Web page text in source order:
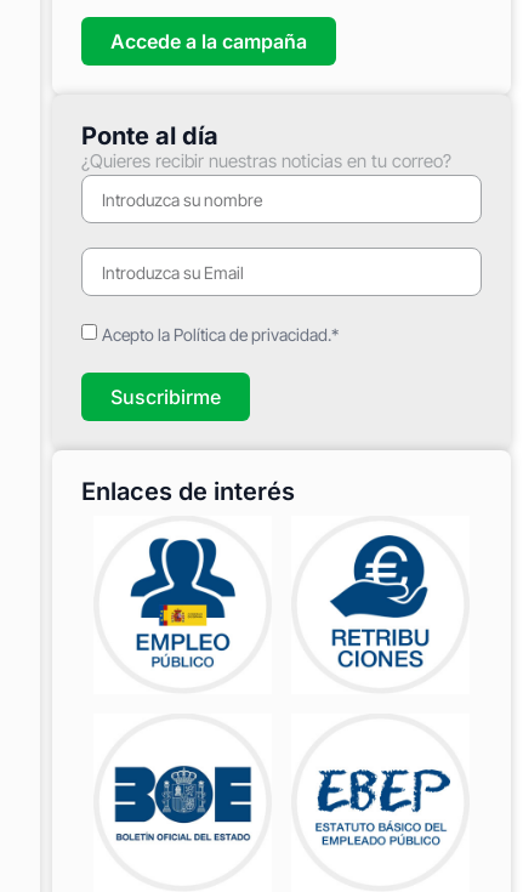
Accede a la campaña
Ponte al día
¿Quieres recibir nuestras noticias en tu correo?
Acepto la Política de privacidad.*
Suscribirme
Enlaces de interés